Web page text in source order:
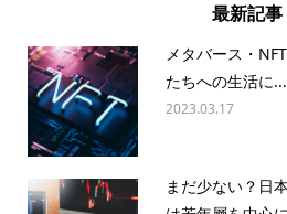
最新記事
メタバース・
たちへの生活に...
2023.03.17
まだ少ない？日